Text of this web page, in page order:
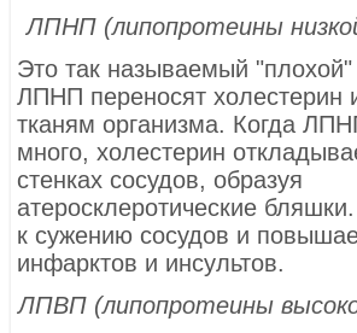
ЛПНП (липопротеины
Это так называемый "плохой"
ЛПНП переносят холестерин
тканям организма. Когда
много, холестерин
стенках сосудов, образуя
атеросклеротические
к сужению сосудов и
инфарктов и инсультов.
ЛПВП (липопротеины